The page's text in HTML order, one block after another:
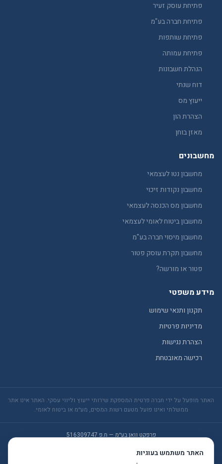
פתיחת עוסק זעיר
פתיחת חברה בע"מ
פתיחת שותפות
פתיחת עמותה
הנהלת חשבונות
דוח שנתי
ייעוץ מס
הצהרת הון
מאזן בוחן
מחשבונים
מחשבון נטו לעצמאי
מחשבון נקודות זיכוי
מחשבון מס הכנסה לעצמאי
מחשבון ביטוח לאומי לעצמאי
מחשבון מיסוי חברה בע"מ
מחשבון תקרת עוסק פטור
פטור או מורשה?
מידע משפטי
תקנון ותנאי שימוש
מדיניות פרטיות
הצהרת נגישות
רכישה מאובטחת
האתר מופעל על ידי חברה פרטית המספקת שירותי ייעוץ וליווי עסקי. האתר אינו אתר
ממשלתי ואינו פועל מטעם רשות המסים, מע״מ או ביטוח לאומי.
פרפקט וואן בע״מ — ח.פ 516309747
טלפון: 055-304-0190האתר משתמש בעוגיות